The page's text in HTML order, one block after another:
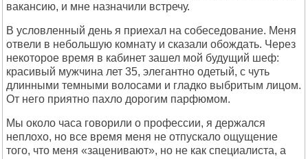
вакансию, и мне назначили встречу.
В условленный день я приехал на собеседование. Меня
отвели в небольшую комнату и сказали обождать. Через
некоторое время в кабинет зашел мой будущий шеф:
красивый мужчина лет 35, элегантно одетый, с чуть
длинными темными волосами и гладко выбритым лицом.
От него приятно пахло дорогим парфюмом.
Мы около часа говорили о профессии, я держался
неплохо, но все время меня не отпускало ощущение
того, что меня «заценивают», но не как специалиста, а